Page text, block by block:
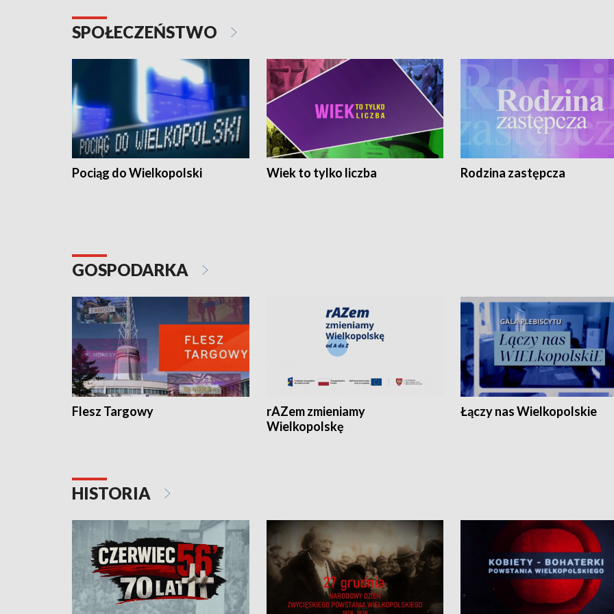
SPOŁECZEŃSTWO
Pociąg do Wielkopolski Wiek to tylko liczba Rodzina zastępcza
GOSPODARKA
Flesz Targowy
rAZem zmieniamy
Wielkopolskę
Łączy nas Wielkopolskie
HISTORIA